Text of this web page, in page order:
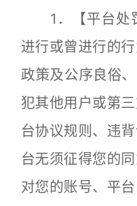
1．【平台处
进行或曾进行的
政策及公序良俗
犯其他用户或第
台协议规则、违
台无须征得您的
对您的账号、平